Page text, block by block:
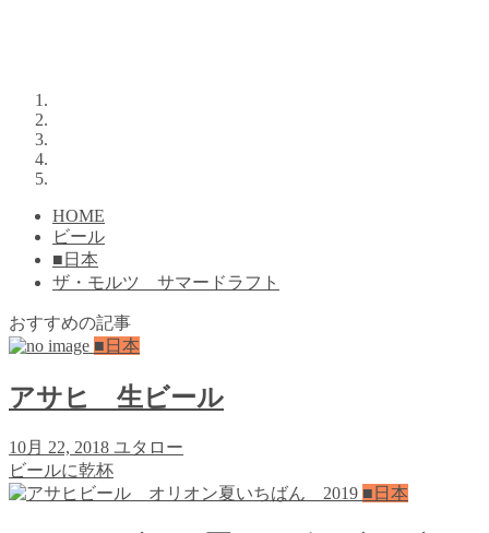
HOME
ビール
■日本
ザ・モルツ サマードラフト
おすすめの記事
■日本
アサヒ 生ビール
10月 22, 2018 ユタロー
ビールに乾杯
■日本